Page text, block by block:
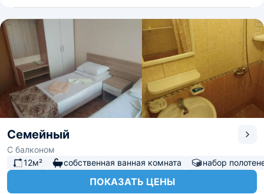
Семейный
С балконом
12м²
собственная ванная комната набор
ПОКАЗАТЬ ЦЕНЫ